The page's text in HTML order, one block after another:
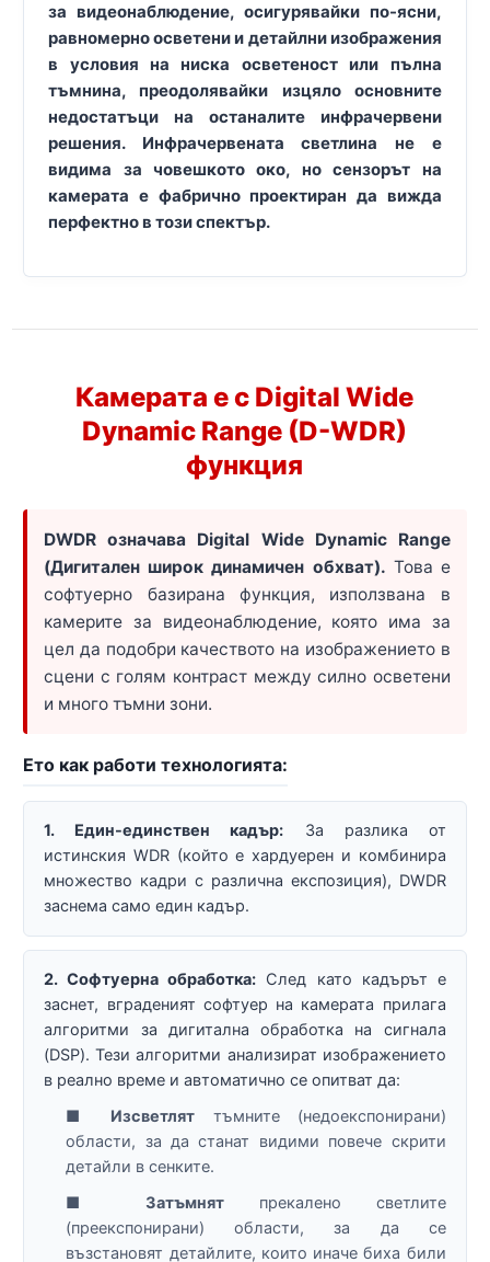
за видеонаблюдение, осигурявайки по-ясни,
равномерно осветени и детайлни изображения
в условия на ниска осветеност или пълна
тъмнина, преодолявайки изцяло основните
недостатъци на останалите инфрачервени
решения. Инфрачервената светлина не е
видима за човешкото око, но сензорът на
камерата е фабрично проектиран да вижда
перфектно в този спектър.
Камерата е с Digital Wide
Dynamic Range (D-WDR)
функция
DWDR означава Digital Wide Dynamic Range
(Дигитален широк динамичен обхват). Това е
софтуерно базирана функция, използвана в
камерите за видеонаблюдение, която има за
цел да подобри качеството на изображението в
сцени с голям контраст между силно осветени
и много тъмни зони.
Ето как работи технологията:
1. Един-единствен кадър: За разлика от
истинския WDR (който е хардуерен и комбинира
множество кадри с различна експозиция), DWDR
заснема само един кадър.
2. Софтуерна обработка: След като кадърът е
заснет, вграденият софтуер на камерата прилага
алгоритми за дигитална обработка на сигнала
(DSP). Тези алгоритми анализират изображението
в реално време и автоматично се опитват да:
■ Изсветлят тъмните (недоекспонирани)
области, за да станат видими повече скрити
детайли в сенките.
■ Затъмнятпрекалено светлите
(преекспонирани) области, за да се
възстановят детайлите, които иначе биха били